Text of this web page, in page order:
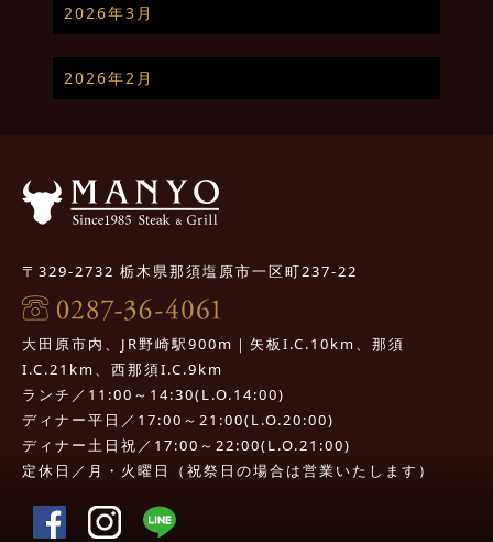
2026年3月
2026年2月
〒329-2732 栃木県那須塩原市一区町237-22
大田原市内、JR野崎駅900m｜矢板I.C.10km、那須
I.C.21km、西那須I.C.9km
ランチ／11:00～14:30(L.O.14:00)
ディナー平日／17:00～21:00(L.O.20:00)
ディナー土日祝／17:00～22:00(L.O.21:00)
定休日／月・火曜日（祝祭日の場合は営業いたします）